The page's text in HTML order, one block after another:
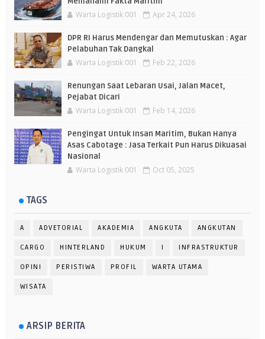
Warta Logistik 001 Apr 24, 2026
DPR RI Harus Mendengar dan Memutuskan : Agar
Pelabuhan Tak Dangkal
Warta Logistik 001 Feb 22, 2026
Renungan Saat Lebaran Usai, Jalan Macet,
Pejabat Dicari
Warta Logistik 001 Feb 14, 2026
Pengingat Untuk Insan Maritim, Bukan Hanya
Asas Cabotage : Jasa Terkait Pun Harus Dikuasai
Nasional
Warta Logistik 001 Oct 05, 2025
TAGS
A ADVETORIAL AKADEMIA ANGKUTA ANGKUTAN
CARGO HINTERLAND HUKUM I INFRASTRUKTUR
OPINI PERISTIWA PROFIL WARTA UTAMA
WISATA
ARSIP BERITA